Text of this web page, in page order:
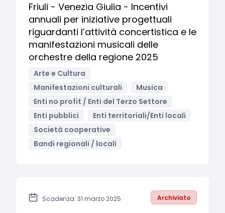
Friuli - Venezia Giulia - Incentivi
annuali per iniziative progettuali
riguardanti l’attività concertistica e le
manifestazioni musicali delle
orchestre della regione 2025
Arte e Cultura
Manifestazioni culturali
Musica
Enti no profit / Enti del Terzo Settore
Enti pubblici
Enti territoriali/Enti locali
Società cooperative
Bandi regionali / locali
Scadenza: 31 marzo 2025 Archiviato